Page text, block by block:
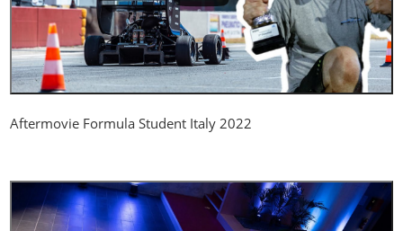
Aftermovie Formula Student Italy 2022